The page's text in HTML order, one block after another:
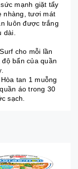
mạnh giặt tẩy
nhàng, tươi mát
luôn được trắng
dài.
cho mỗi lần
bẩn của quần
tan 1 muỗng
áo trong 30
sạch.